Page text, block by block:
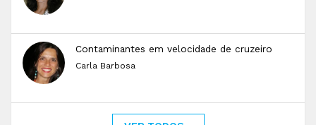
Contaminantes em velocidade de cruzeiro
Carla Barbosa